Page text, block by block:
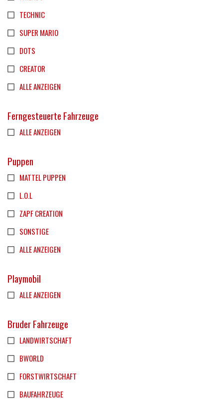
TECHNIC
SUPER MARIO
DOTS
CREATOR
ALLE ANZEIGEN
Ferngesteuerte Fahrzeuge
ALLE ANZEIGEN
Puppen
MATTEL PUPPEN
L.O.L
ZAPF CREATION
SONSTIGE
ALLE ANZEIGEN
Playmobil
ALLE ANZEIGEN
Bruder Fahrzeuge
LANDWIRTSCHAFT
BWORLD
FORSTWIRTSCHAFT
BAUFAHRZEUGE